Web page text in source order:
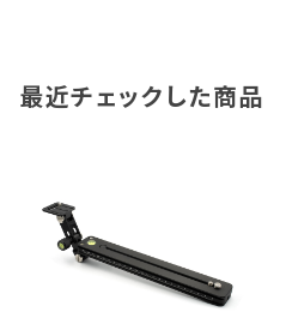
最近チェックした商品